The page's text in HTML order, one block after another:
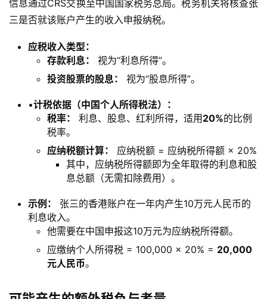
信息通过CRS交换至中国国家税务总局。税务机关将核查张
三是否就该账户产生的收入申报纳税。
​应税收入类型：​
​存款利息：​
​ 视为“利息所得”。
​投资股票的股息：​
​ 视为“股息所得”。
•​​计税依据（中国个人所得税法）：​
​税率：​
​ 利息、股息、红利所得，适用​ ​20%​​的比例
税率。
​应纳税额计算：​
​ 应纳税额 = 应纳税所得额 × 20%
其中，应纳税所得额即为全年取得的利息和股
息总额（无需扣除费用）。
​示例：​
​ 张三的香港账户在一年内产生10万元人民币的
利息收入。
他需要在中国申报这10万元为应纳税所得额。
应缴纳个人所得税 = 100,000 × 20% = ​ ​20,000
元人民币​​。